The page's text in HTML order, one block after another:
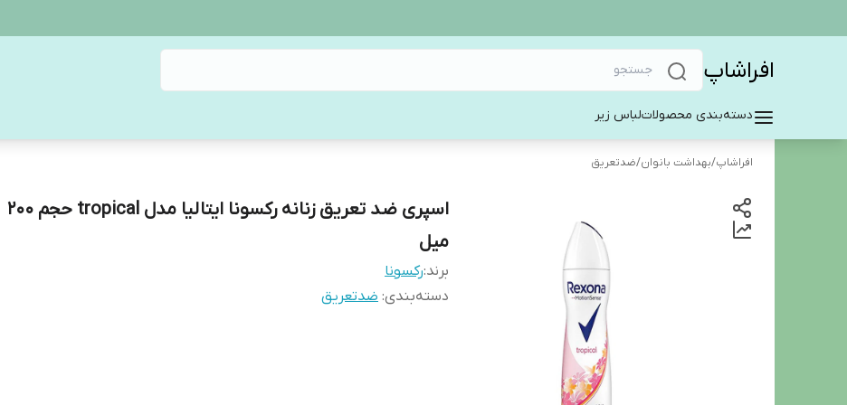
افراشاپ
دسته‌بندی محصولاتلباس زیر
افراشاپ/بهداشت بانوان/ضدتعریق
اسپری ضد تعریق زنانه رکسونا ایتالیا مدل tropical حجم 200
میل
برند:رکسونا
دسته‌بندی: ضدتعریق